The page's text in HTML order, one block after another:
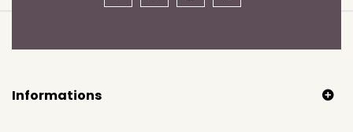
Informations